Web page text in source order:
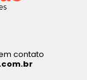
contato